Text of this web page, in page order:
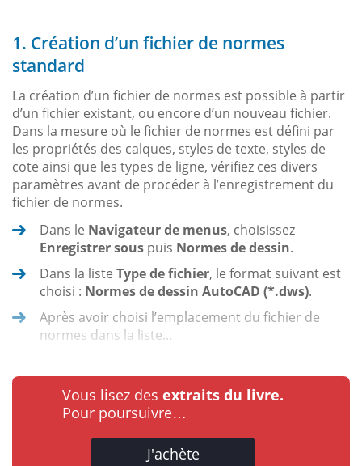
1. Création d’un fichier de normes
standard
La création d’un fichier de normes est possible à partir
d’un fichier existant, ou encore d’un nouveau fichier.
Dans la mesure où le fichier de normes est défini par
les propriétés des calques, styles de texte, styles de
cote ainsi que les types de ligne, vérifiez ces divers
paramètres avant de procéder à l’enregistrement du
fichier de normes.
Dans le Navigateur de menus, choisissez
Enregistrer sous puis Normes de dessin.
Dans la liste Type de fichier, le format suivant est
choisi : Normes de dessin AutoCAD (*.dws).
Après avoir choisi l’emplacement du fichier de
normes dans la liste...
Vous lisez des extraits du livre.
Pour poursuivre…
J'achète